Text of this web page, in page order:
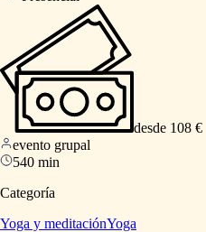
desde 108 €
evento grupal
540 min
Categoría
Yoga y meditaciónYoga